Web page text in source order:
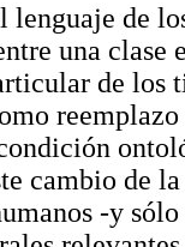
lenguaje de
una clase
de los
cambio de
-y